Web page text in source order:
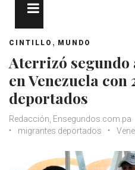
CINTILLO , MUNDO
Aterrizó segundo
en Venezuela
deportados
Redacción, Ensegundos.com.pa
migrantes deportados